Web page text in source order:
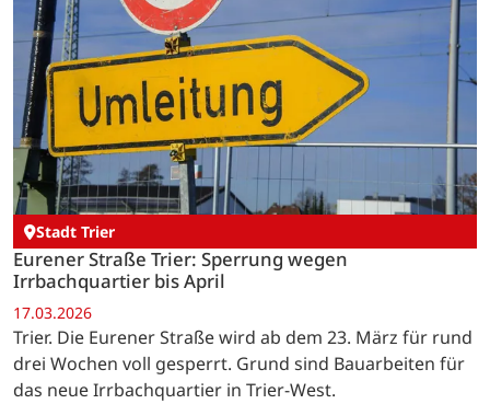
Stadt Trier
Eurener Straße Trier: Sperrung wegen
Irrbachquartier bis April
17.03.2026
Trier. Die Eurener Straße wird ab dem 23. März für rund
drei Wochen voll gesperrt. Grund sind Bauarbeiten für
das neue Irrbachquartier in Trier-West.